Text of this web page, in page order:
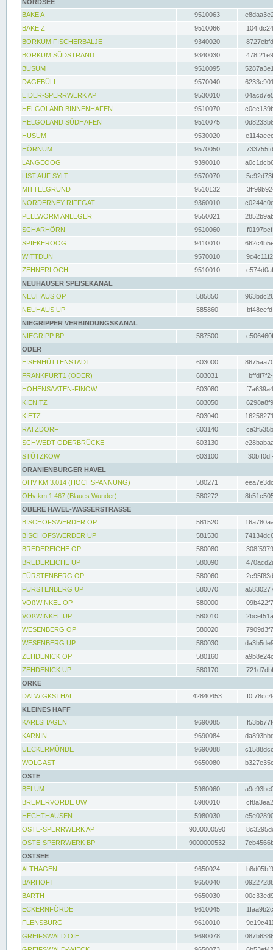
NORDSEE
BAKE A
9510063
BAKE Z
9510066
BORKUM FISCHERBALJE
9340020
BORKUM SÜDSTRAND
9340030
BÜSUM
9510095
DAGEBÜLL
9570040
EIDER-SPERRWERK AP
9530010
HELGOLAND BINNENHAFEN
9510070
HELGOLAND SÜDHAFEN
9510075
HUSUM
9530020
HÖRNUM
9570050
LANGEOOG
9390010
LIST AUF SYLT
9570070
MITTELGRUND
9510132
NORDERNEY RIFFGAT
9360010
PELLWORM ANLEGER
9550021
SCHARHÖRN
9510060
SPIEKEROOG
9410010
WITTDÜN
9570010
ZEHNERLOCH
9510010
NEUHAUSER SPEISEKANAL
NEUHAUS OP
585850
NEUHAUS UP
585860
NIEGRIPPER VERBINDUNGSKANAL
NIEGRIPP BP
587500
ODER
EISENHÜTTENSTADT
603000
FRANKFURT1 (ODER)
603031
HOHENSAATEN-FINOW
603080
KIENITZ
603050
KIETZ
603040
RATZDORF
603140
SCHWEDT-ODERBRÜCKE
603130
STÜTZKOW
603100
ORANIENBURGER HAVEL
OHV KM 3.014 (HOCHSPANNUNG)
580271
OHv km 1.467 (Blaues Wunder)
580272
OBERE HAVEL-WASSERSTRASSE
BISCHOFSWERDER OP
581520
BISCHOFSWERDER UP
581530
BREDEREICHE OP
580080
BREDEREICHE UP
580090
FÜRSTENBERG OP
580060
FÜRSTENBERG UP
580070
VOßWINKEL OP
580000
VOßWINKEL UP
580010
WESENBERG OP
580020
WESENBERG UP
580030
ZEHDENICK OP
580160
ZEHDENICK UP
580170
ORKE
DALWIGKSTHAL
42840453
KLEINES HAFF
KARLSHAGEN
9690085
KARNIN
9690084
UECKERMÜNDE
9690088
WOLGAST
9650080
OSTE
BELUM
5980060
BREMERVÖRDE UW
5980010
HECHTHAUSEN
5980030
OSTE-SPERRWERK AP
9000000590
OSTE-SPERRWERK BP
9000000532
OSTSEE
ALTHAGEN
9650024
BARHÖFT
9650040
BARTH
9650030
ECKERNFÖRDE
9610045
FLENSBURG
9610010
GREIFSWALD OIE
9690078